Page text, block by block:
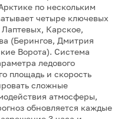
по нескольким
четыре ключевых
Карское,
(Берингов, Дмитрия
Ворота). Система
ледового
площадь и скорость
сложные
атмосферы,
обновляется каждые